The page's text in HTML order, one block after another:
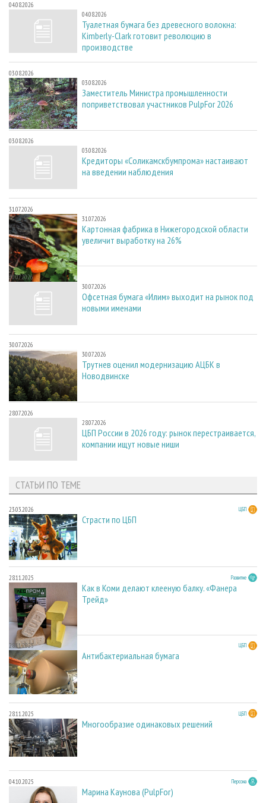
04.08.2026
04.08.2026
Туалетная бумага без древесного волокна:
Kimberly-Clark готовит революцию в
производстве
03.08.2026
03.08.2026
Заместитель Министра промышленности
поприветствовал участников PulpFor 2026
03.08.2026
03.08.2026
Кредиторы «Соликамскбумпрома» настаивают
на введении наблюдения
31.07.2026
31.07.2026
Картонная фабрика в Нижегородской области
увеличит выработку на 26%
30.07.2026
30.07.2026
Офсетная бумага «Илим» выходит на рынок под
новыми именами
30.07.2026
30.07.2026
Трутнев оценил модернизацию АЦБК в
Новодвинске
28.07.2026
28.07.2026
ЦБП России в 2026 году: рынок перестраивается,
компании ищут новые ниши
СТАТЬИ ПО ТЕМЕ
23.03.2026 ЦБП
Страсти по ЦБП
28.11.2025 Развитие
Как в Коми делают клееную балку. «Фанера
Трейд»
28.11.2025 ЦБП
Антибактериальная бумага
28.11.2025 ЦБП
Многообразие одинаковых решений
04.10.2025 Персона
Марина Каунова (PulpFor)